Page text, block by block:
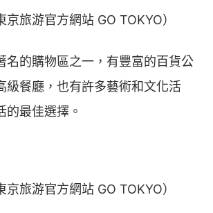
京旅游官方網站 GO TOKYO）
名的購物區之一，有豐富的百貨公
級餐廳，也有許多藝術和文化活
的最佳選擇。
京旅游官方網站 GO TOKYO）